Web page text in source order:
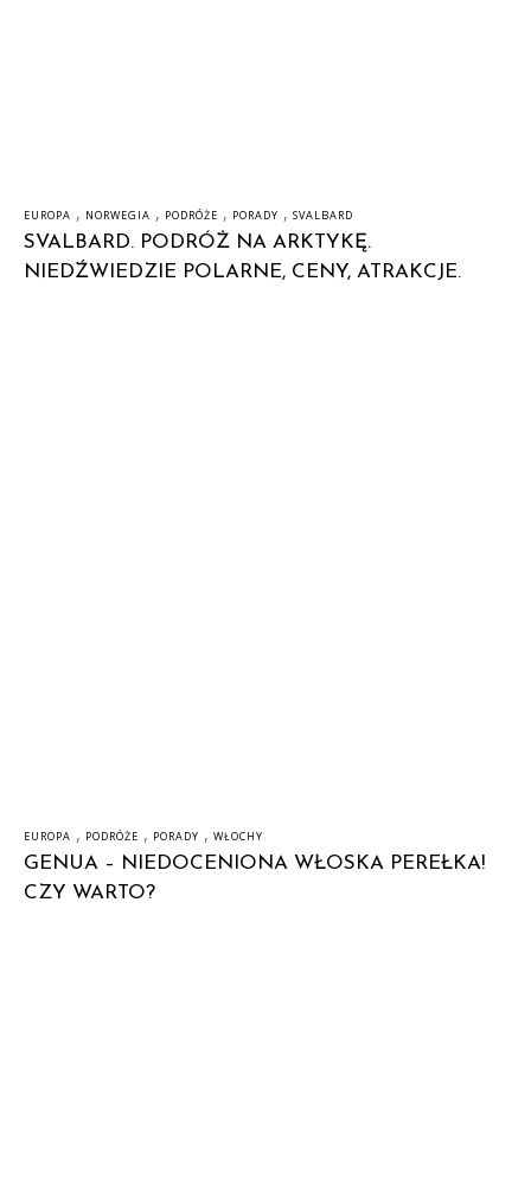
EUROPA , NORWEGIA , PODRÓŻE , PORADY , SVALBARD
SVALBARD. PODRÓŻ NA ARKTYKĘ.
NIEDŹWIEDZIE POLARNE, CENY, ATRAKCJE.
EUROPA , PODRÓŻE , PORADY , WŁOCHY
GENUA – NIEDOCENIONA WŁOSKA PEREŁKA!
CZY WARTO?